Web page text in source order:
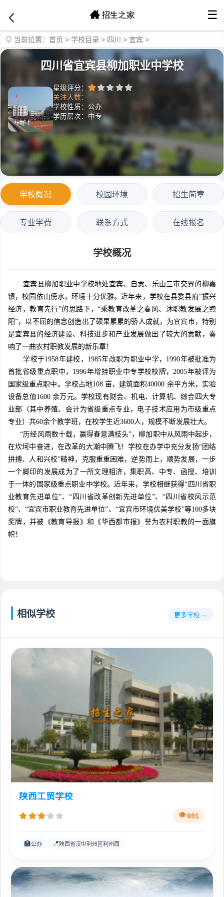
☰
当前位置： 首页 > 学校目录 > 四川 > 宜宾 >
四川省宜宾县柳加职业中学校
星级评分：
关注人数：
学校性质：公办
学历层次：中专
学校概况 校园环境 招生简章
专业学费 联系方式 在线报名
学校概况
宜宾县柳加职业中学校地处宜宾、自贡、乐山三市交界的柳嘉
镇，校园依山傍水，环境十分优雅。近年来，学校在县委县府“振兴
经济，教育先行”的思路下，“乘教育改革之春风、沐职教发展之煦
阳”，以不屈的信念创造出了硕果累累的骄人成就，为宜宾市，特别
是宜宾县的经济建设、科技进步和产业发展做出了较大的贡献，奏
响了一曲农村职教发展的新乐章！
学校于1958年建校，1985年改职为职业中学，1990年被批准为
首批省级重点职中，1996年增挂职业中专学校校牌，2005年被评为
国家级重点职中。学校占地108 亩，建筑面积40000 余平方米，实验
设备总值1600 余万元。学校现有财会、机电、计算机、综合四大专
业部（其中养殖、会计为省级重点专业，电子技术应用为市级重点
专业）共60余个教学班，在校学生近3600人，规模不断发展壮大。
“历经风雨数十载，赢得春意满枝头”，柳加职中从风雨中起步，
在坎坷中奋进，在改革的大潮中腾飞！学校在办学中充分发扬“团结
拼搏、人和兴校”精神，克服重重困难，逆势而上，顺势发展，一步
一个脚印的发展成为了一所文理相济，集职高、中专、函授、培训
于一体的国家级重点职业中学校。近年来，学校相继获得“四川省职
业教育先进单位”、“四川省改革创新先进单位”、“四川省校风示范
校”、“宜宾市职业教育先进单位”、“宜宾市环境优美学校”等100多块
奖牌，并被《教育导报》和《华西都市报》誉为农村职教的一面旗
帜！
相似学校 更多学校
陕西工贸学校
691
🏫公办 📍 陕西省汉中利州区利州西